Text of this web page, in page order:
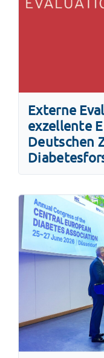
Externe
exzellente
Deutschen